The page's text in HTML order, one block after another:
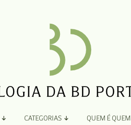
CATEGORIAS QUEM É QUEM